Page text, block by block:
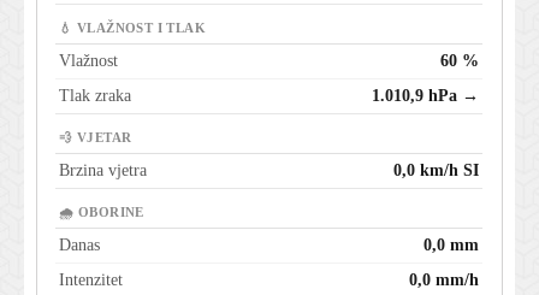
💧 VLAŽNOST I TLAK
Vlažnost
60 %
Tlak zraka
1.010,9 hPa →
💨 VJETAR
Brzina vjetra 0,0 km/h SI
🌧 OBORINE
Danas
0,0 mm
Intenzitet
0,0 mm/h